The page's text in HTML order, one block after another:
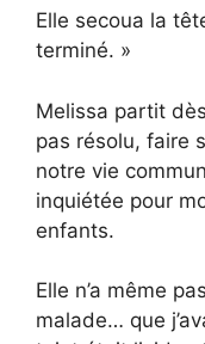
Elle secoua la
terminé. »
Melissa partit
pas résolu, faire
notre vie
inquiétée pour
enfants.
Elle n’a même
malade… que